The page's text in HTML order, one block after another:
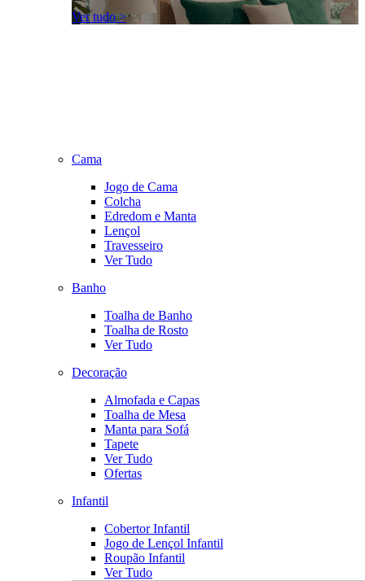
Ver tudo >
Cama
Jogo de Cama
Colcha
Edredom e Manta
Lençol
Travesseiro
Ver Tudo
Banho
Toalha de Banho
Toalha de Rosto
Ver Tudo
Decoração
Almofada e Capas
Toalha de Mesa
Manta para Sofá
Tapete
Ver Tudo
Ofertas
Infantil
Cobertor Infantil
Jogo de Lençol Infantil
Roupão Infantil
Ver Tudo